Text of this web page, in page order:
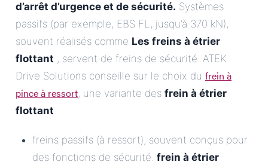
d’arrêt d’urgence et de sécurité. Systèmes
passifs (par exemple, EBS FL, jusqu’à 370 kN),
souvent réalisés comme Les freins à étrier
flottant , servent de freins de sécurité. ATEK
Drive Solutions conseille sur le choix du frein à
pince à ressort, une variante des frein à étrier
flottant.
freins passifs (à ressort), souvent conçus pour
des fonctions de sécurité. frein à étrier